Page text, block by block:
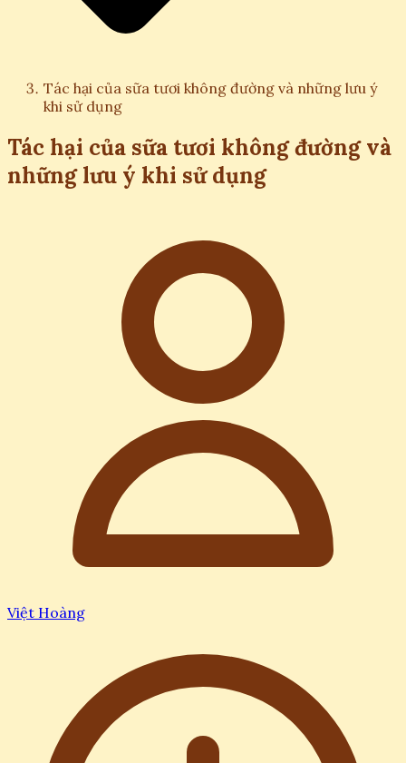
Tác hại của sữa tươi không đường và những lưu ý
khi sử dụng
Tác hại của sữa tươi không đường và
những lưu ý khi sử dụng
Việt Hoàng